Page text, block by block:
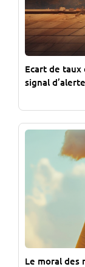
Ecart de taux
signal
Le moral des